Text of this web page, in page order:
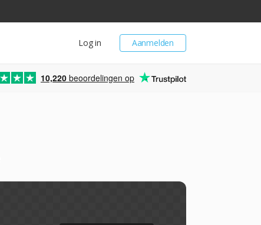
Aanmelden
Log in
10,220 beoordelingen op